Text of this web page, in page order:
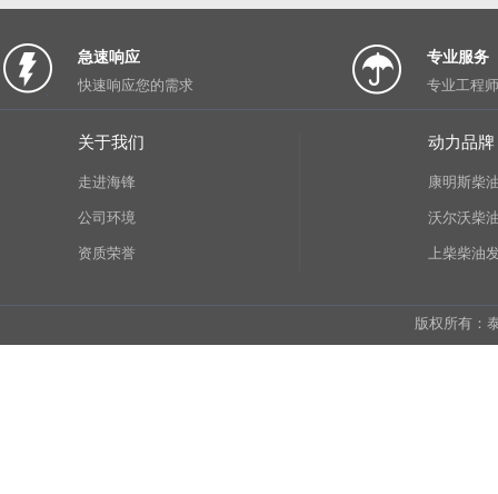
急速响应
快速响应您的需求
专业服务
专业工程
关于我们
走进海锋
公司环境
资质荣誉
动力品牌
康明斯柴
沃尔沃柴
上柴柴油
版权所有：